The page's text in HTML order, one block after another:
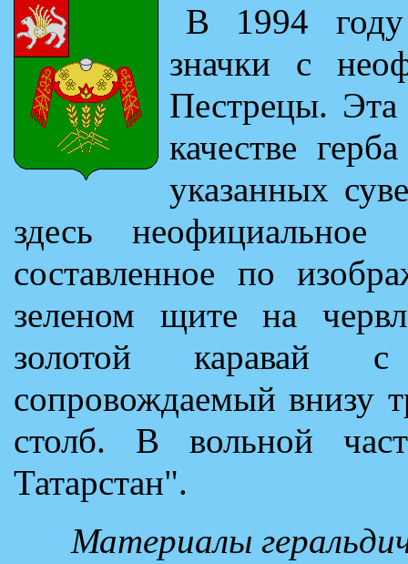
В 1994
значки с
Пестрецы. Эта
качестве
указанных
здесь
составленное по
зеленом щите на
золотой каравай с
сопровождаемый внизу
столб. В вольной
Татарстан".
Материалы